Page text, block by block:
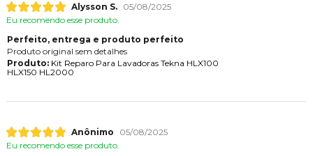
Alysson S.
05/08/2025
Eu recomendo esse produto.
Perfeito, entrega e produto perfeito
Produto original sem detalhes
Produto:Kit Reparo Para Lavadoras Tekna HLX100
HLX150 HL2000
Anônimo
05/08/2025
Eu recomendo esse produto.